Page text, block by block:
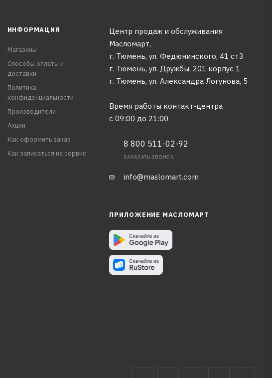
ИНФОРМАЦИЯ
Магазины
Способы оплаты и
доставки
Политика
конфиденциальности
Производители
Акции
Как оформить заказ
Как записаться на сервис
Центр продаж и обслуживания
Масломарт,
г. Тюмень, ул. Федюнинского, 41 ст3
г. Тюмень, ул. Дружбы, 201 корпус 1
г. Тюмень, ул. Александра Логунова, 5
Время работы контакт-центра
с 09:00 до 21:00
8 800 511-02-92
ЗАКАЗАТЬ ЗВОНОК
info@maslomart.com
ПРИЛОЖЕНИЕ МАСЛОМАРТ